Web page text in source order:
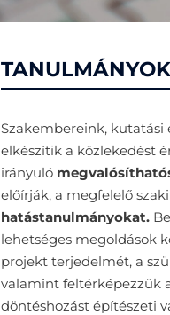
Szakembereink, kutatási
elkészítik a közlekedést
irányuló
előírják, a megfelelő
hatástanulmányokat. B
lehetséges megoldások
projekt terjedelmét, a
valamint feltérképezzük
döntéshozást építészeti